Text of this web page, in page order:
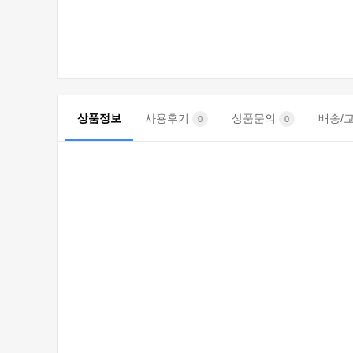
상품정보 사용후기 0 상품문의 0 배송/